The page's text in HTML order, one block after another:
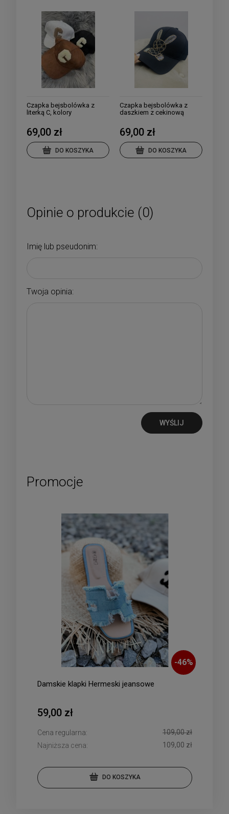
Czapka bejsbolówka z
literką C, kolory
69,00 zł
DO KOSZYKA
Czapka bejsbolówka z
daszkiem z cekinową
69,00 zł
DO KOSZYKA
Opinie o produkcie (0)
Imię lub pseudonim:
Twoja opinia:
WYŚLIJ
Promocje
-46%
Damskie klapki Hermeski jeansowe
59,00 zł
Cena regularna:
109,00 zł
Najniższa cena:
109,00 zł
DO KOSZYKA